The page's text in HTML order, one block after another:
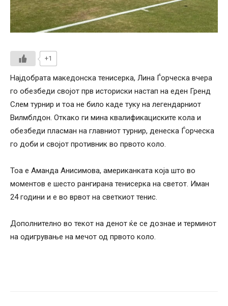
+1
Најдобрата македонска тенисерка, Лина Ѓорческа вчера
го обезбеди својот прв историски настап на еден Гренд
Слем турнир и тоа не било каде туку на легендарниот
Вилмблдон. Откако ги мина квалификациските кола и
обезбеди пласман на главниот турнир, денеска Ѓорческа
го доби и својот противник во првото коло.
Тоа е Аманда Анисимова, американката која што во
моментов е шесто рангирана тенисерка на светот. Иман
24 години и е во врвот на светкиот тенис.
Дополнително во текот на денот ќе се дознае и терминот
на одигрување на мечот од првото коло.